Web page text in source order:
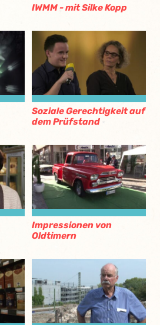
IWMM - mit Silke Kopp
Soziale Gerechtigkeit auf
dem Prüfstand
Impressionen von
Oldtimern